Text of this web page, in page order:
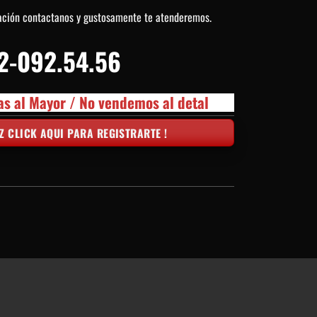
contactanos y gustosamente te atenderemos.
092.54.56
al Mayor / No vendemos al detal
CLICK AQUI PARA REGISTRARTE !